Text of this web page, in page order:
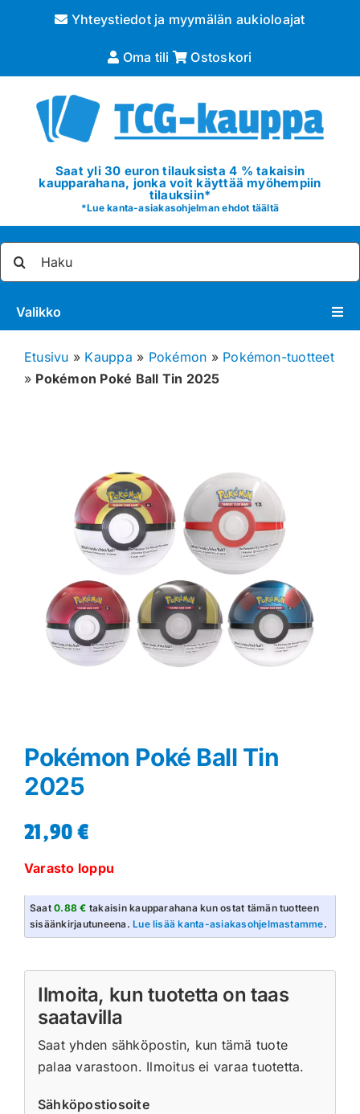
Yhteystiedot ja myymälän aukioloajat
Oma tili Ostoskori
Saat yli 30 euron tilauksista 4 % takaisin
kaupparahana, jonka voit käyttää myöhempiin
tilauksiin*
*Lue kanta-asiakasohjelman ehdot täältä
Valikko
Pokémon
Greidatut kortit
Irtokortit
Rip & Ship
Etusivu » Kauppa » Pokémon » Pokémon-tuotteet
» Pokémon Poké Ball Tin 2025
Pokémon Poké Ball Tin
2025
21,90€
Varasto loppu
Saat0.88 € takaisin kaupparahana kun ostat tämän tuotteen
sisäänkirjautuneena.Lue lisää kanta-asiakasohjelmastamme.
Ilmoita, kun tuotetta on taas
saatavilla
Saat yhden sähköpostin, kun tämä tuote
palaa varastoon. Ilmoitus ei varaa tuotetta.
Sähköpostiosoite